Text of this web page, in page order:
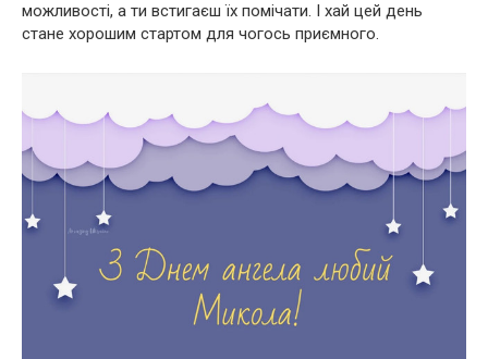
можливості, а ти встигаєш їх помічати. І хай цей день
стане хорошим стартом для чогось приємного.